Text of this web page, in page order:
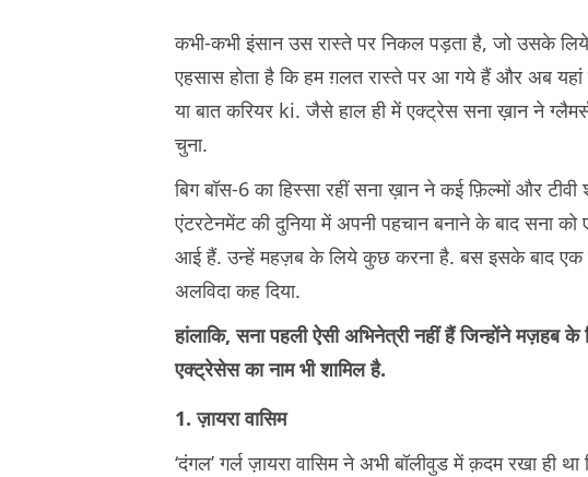
कभी-कभी इंसान उस रास्ते पर निकल पड़ता है, जो उसके
एहसास होता है कि हम ग़लत रास्ते पर आ गये हैं और अब यहां
या बात करियर ki. जैसे हाल ही में एक्ट्रेस सना ख़ान ने
चुना.
बिग बॉस-6 का हिस्सा रहीं सना ख़ान ने कई फ़िल्मों और
एंटरटेनमेंट की दुनिया में अपनी पहचान बनाने के बाद सना
आई हैं. उन्हें महज़ब के लिये कुछ करना है. बस इसके बाद एक
अलविदा कह दिया.
हांलाकि, सना पहली ऐसी अभिनेत्री नहीं हैं जिन्होंने मज़हब
एक्ट्रेसेस का नाम भी शामिल है.
1. ज़ायरा वासिम
‘दंगल’ गर्ल ज़ायरा वासिम ने अभी बॉलीवुड में क़दम रखा ही